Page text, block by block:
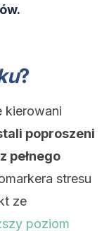
?
kierowani
poproszeni
pełnego
stresu
ze
poziom